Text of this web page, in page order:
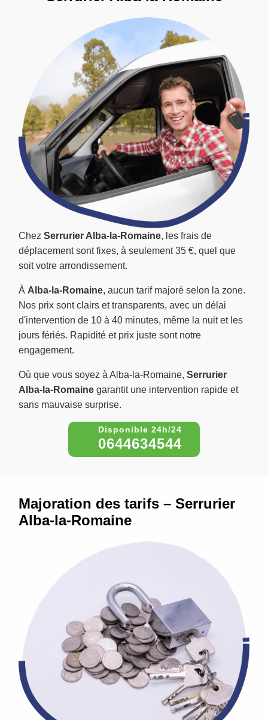
Chez Serrurier Alba-la-Romaine, les frais de
déplacement sont fixes, à seulement 35 €, quel que
soit votre arrondissement.
À Alba-la-Romaine, aucun tarif majoré selon la zone.
Nos prix sont clairs et transparents, avec un délai
d'intervention de 10 à 40 minutes, même la nuit et les
jours fériés. Rapidité et prix juste sont notre
engagement.
Où que vous soyez à Alba-la-Romaine, Serrurier
Alba-la-Romaine garantit une intervention rapide et
sans mauvaise surprise.
0644634544
Majoration des tarifs – Serrurier
Alba-la-Romaine